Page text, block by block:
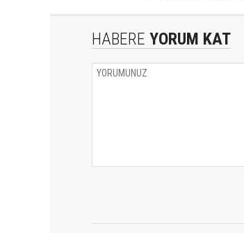
HABERE YORUM KAT